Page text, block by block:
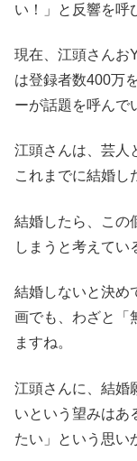
い！」と反響を呼
現在、江頭さんお
は登録者数400万
ーが話題を呼んで
江頭さんは、芸人
これまでに結婚し
結婚したら、この
しまうと考えてい
結婚しないと決め
画でも、わざと「
ますね。
江頭さんに、結婚
いという望みはあ
たい」という思い